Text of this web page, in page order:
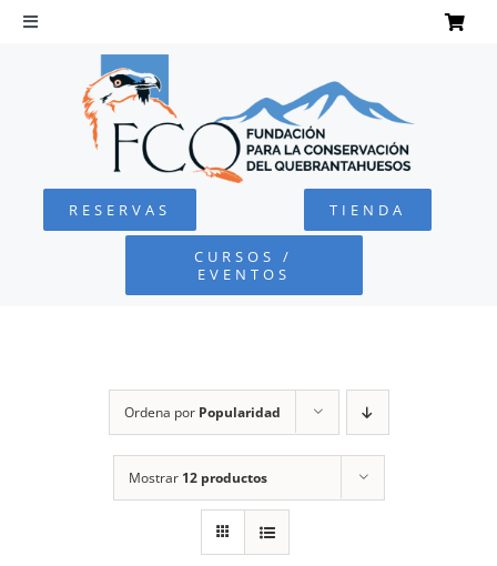
Saltar
Toggle
Navigation
QUEBRANTAHUESOS
FUNDACIÓN
RESERVAS TIENDA
CURSOS /
EVENTOS
Ordena por Popularidad
Mostrar 12 productos